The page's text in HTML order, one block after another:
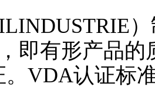
即有形产品
VDA认证标